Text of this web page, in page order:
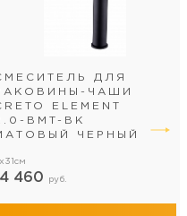
ДЛЯ
ЧАШИ
ELEMENT
BMT-BK
ЧЕРНЫЙ
460 руб.